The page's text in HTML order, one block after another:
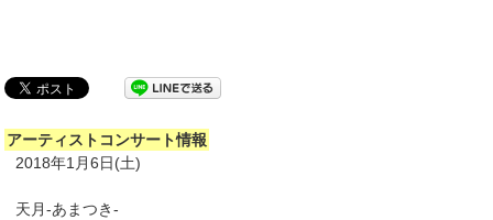
アーティストコンサート情報
2018年1月6日(土)
天月-あまつき-